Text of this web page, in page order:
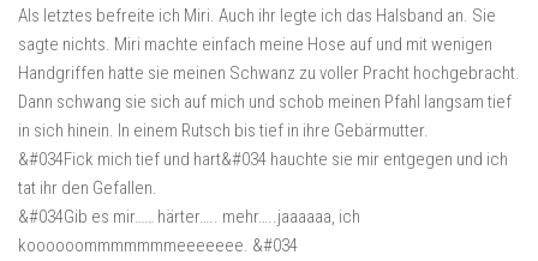
Als letztes befreite ich Miri. Auch ihr legte ich das Halsband an. Sie
sagte nichts. Miri machte einfach meine Hose auf und mit wenigen
Handgriffen hatte sie meinen Schwanz zu voller Pracht hochgebracht.
Dann schwang sie sich auf mich und schob meinen Pfahl langsam tief
in sich hinein. In einem Rutsch bis tief in ihre Gebärmutter.
&#034Fick mich tief und hart&#034 hauchte sie mir entgegen und ich
tat ihr den Gefallen.
&#034Gib es mir…… härter….. mehr…..jaaaaaa, ich
koooooommmmmmmeeeeeee. &#034